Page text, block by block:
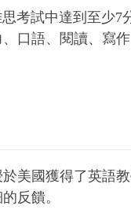
考試中達到至少
口語、閱讀、寫
美國獲得了英語
反饋。